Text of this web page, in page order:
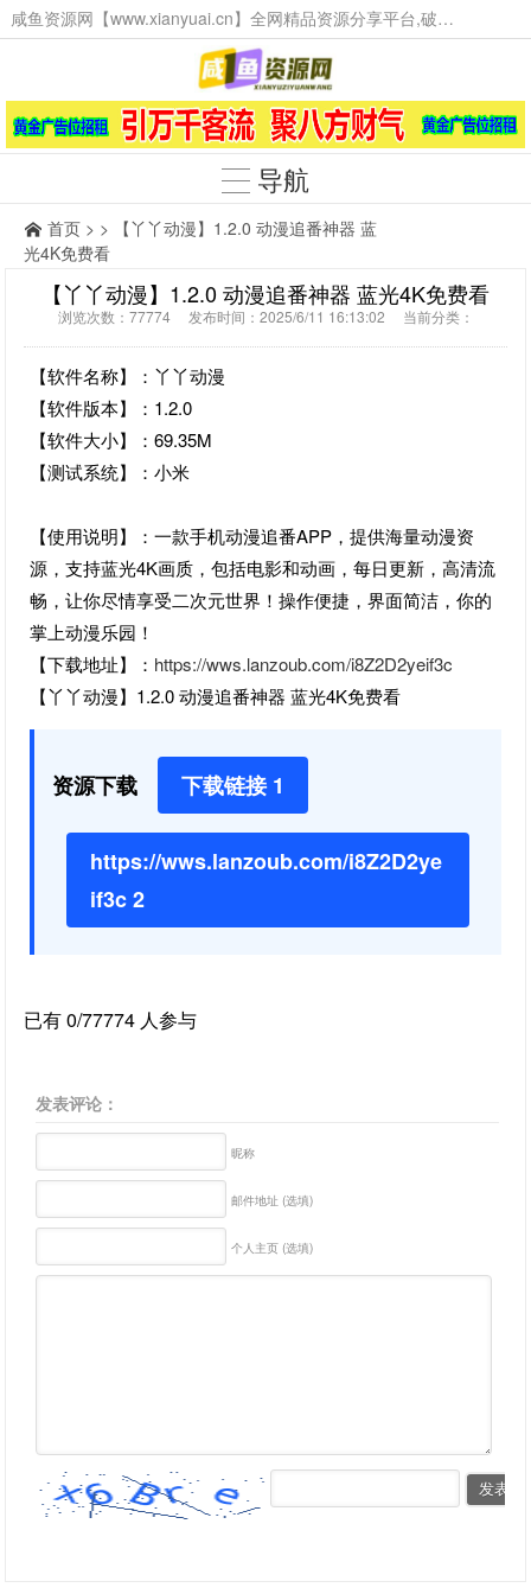
咸鱼资源网【www.xianyuai.cn】全网精品资源分享平台,破解软件,技术源码,火爆项目,工具辅助,这里无所不有。
导航
首页 > > 【丫丫动漫】1.2.0 动漫追番神器 蓝
光4K免费看
【丫丫动漫】1.2.0 动漫追番神器 蓝光4K免费看
浏览次数：77774 发布时间：2025/6/11 16:13:02 当前分类：
【软件名称】：丫丫动漫
【软件版本】：1.2.0
【软件大小】：69.35M
【测试系统】：小米
【使用说明】：一款手机动漫追番APP，提供海量动漫资
源，支持蓝光4K画质，包括电影和动画，每日更新，高清流
畅，让你尽情享受二次元世界！操作便捷，界面简洁，你的
掌上动漫乐园！
【下载地址】： https://wws.lanzoub.com/i8Z2D2yeif3c
【丫丫动漫】1.2.0 动漫追番神器 蓝光4K免费看
资源下载 下载链接 1
https://wws.lanzoub.com/i8Z2D2ye
if3c 2
已有 0/77774 人参与
发表评论：
昵称
邮件地址 (选填)
个人主页 (选填)